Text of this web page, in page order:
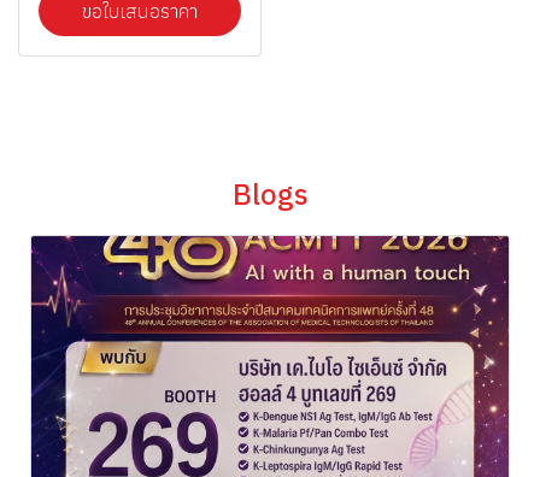
ขอใบเสนอราคา
Blogs